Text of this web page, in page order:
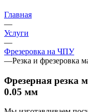
Главная
—
Услуги
—
Фрезеровка на ЧПУ
—Резка и фрезеровка
Фрезерная резка
0.05 мм